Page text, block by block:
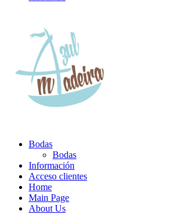
Bodas
Bodas
Información
Acceso clientes
Home
Main Page
About Us